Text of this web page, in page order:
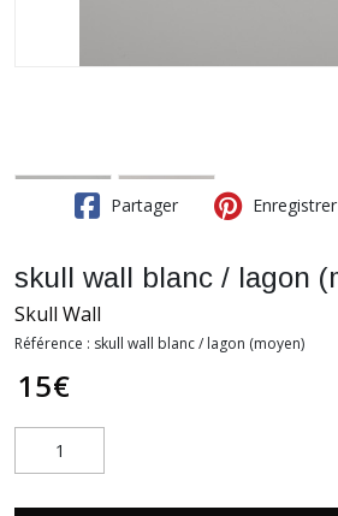
Partager Enregistrer
skull wall blanc / lagon
Skull Wall
Référence : skull wall blanc / lagon (moyen)
15€